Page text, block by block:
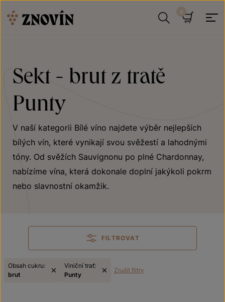
Sekt - brut z tratě
Punty
V naší kategorii Bílé víno najdete výběr nejlepších
bílých vín, které vynikají svou svěžestí a lahodnými
tóny. Od svěžích Sauvignonu po plné Chardonnay,
nabízíme vína, která dokonale doplní jakýkoli pokrm
nebo slavnostní okamžik.
FILTROVAT
Obsah cukru:
brut
Viniční trať:
Punty
Zrušit filtry